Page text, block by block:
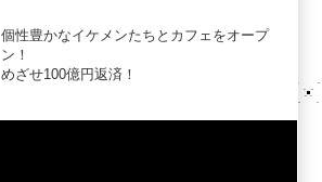
個性豊かなイケメンたちとカフェをオープ
ン！
めざせ100億円返済！